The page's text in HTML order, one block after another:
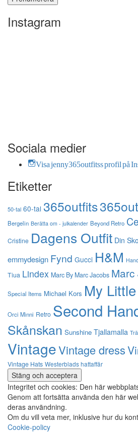
Instagram
Sociala medier
Visa jenny365outfitss profil på
Etiketter
50-tal 60-tal 365outfits
Bergelin Berätta om - julkalender Beyond Retro
Cristine Dagens Outfit Din
emmydesign Fynd Gucci H&M
Tiua Lindex Marc By Marc Jacobs
Special Items Michael Kors My
Orci Minni Retro Second
Skånskan Sunshine Tjallamalla
VintageVintage dress
Vintage Hats Westerblads hattaffär
Integritet och cookies: Den här
Genom att fortsätta använda den här
deras användning.
Om du vill veta mer, inklusive hur du
Cookie-policy